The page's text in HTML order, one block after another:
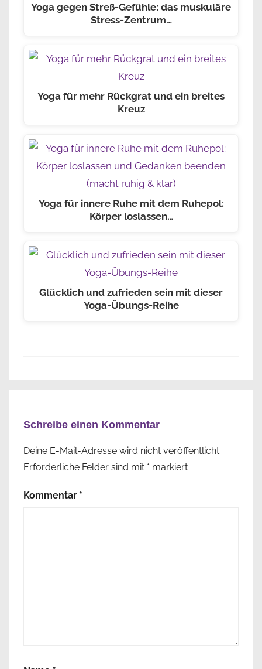
Yoga gegen Streß-Gefühle: das muskuläre
Stress-Zentrum…
Yoga für mehr Rückgrat und ein breites
Kreuz
Yoga für innere Ruhe mit dem Ruhepol:
Körper loslassen…
Glücklich und zufrieden sein mit dieser
Yoga-Übungs-Reihe
Schreibe einen Kommentar
Deine E-Mail-Adresse wird nicht veröffentlicht.
Erforderliche Felder sind mit * markiert
Kommentar *